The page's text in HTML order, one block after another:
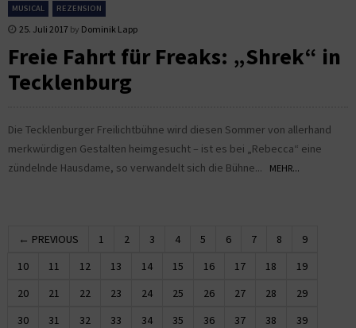
MUSICAL REZENSION
25. Juli 2017 by Dominik Lapp
Freie Fahrt für Freaks: „Shrek“ in
Tecklenburg
Die Tecklenburger Freilichtbühne wird diesen Sommer von allerhand
merkwürdigen Gestalten heimgesucht – ist es bei „Rebecca“ eine
zündelnde Hausdame, so verwandelt sich die Bühne...
MEHR...
← PREVIOUS 1 2 3 4 5 6 7 8
9
10
11 12 13 14 15 16 17 18
19
20
21 22 23 24 25 26 27 28
29
30
31 32 33 34 35 36 37 38
39